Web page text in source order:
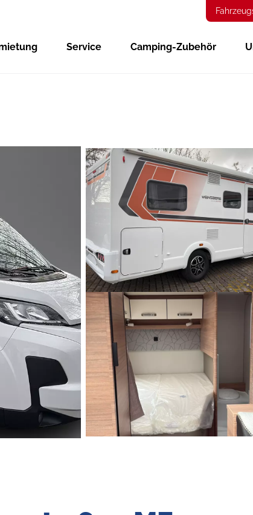
Service Camping-Zubehör